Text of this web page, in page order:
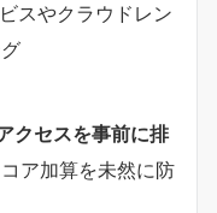
スやクラウドレン
クセスを事前に排
ア加算を未然に防